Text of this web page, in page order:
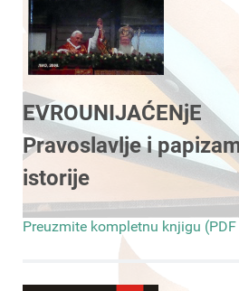
EVROUNIJAĆENjE
Pravoslavlje i
istorije
Preuzmite kompletnu knjigu (PDF